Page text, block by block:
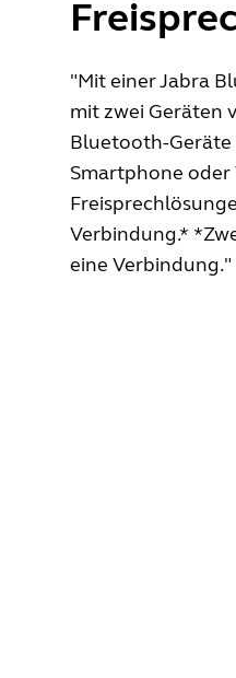
"Mit einer Jabra
mit zwei Geräten
Bluetooth-Geräte
Smartphone oder
Verbindung.*
eine Verbindung."